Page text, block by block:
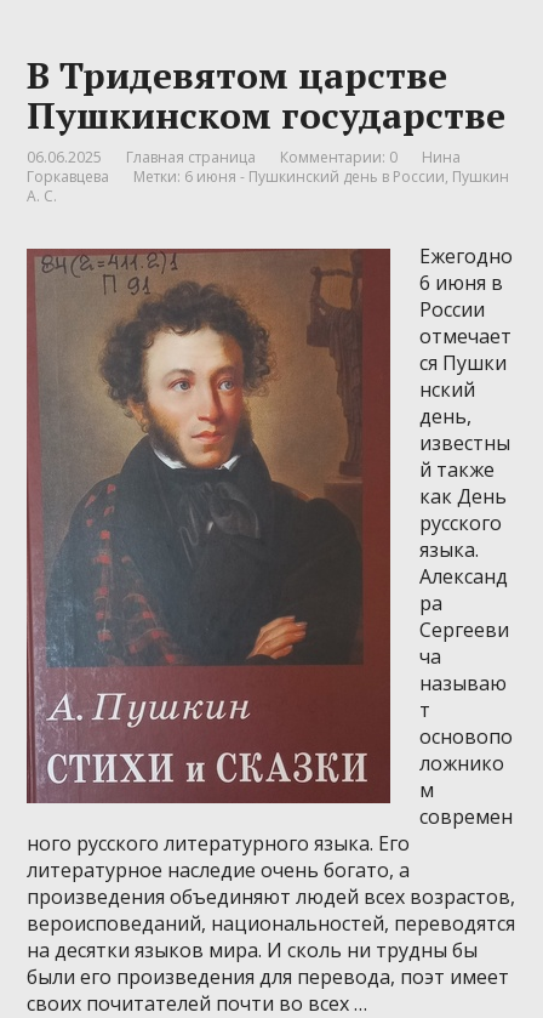
В Тридевятом царстве
Пушкинском государстве
06.06.2025 Главная страница Комментарии: 0
Нина
Горкавцева
Метки: 6 июня - Пушкинский день в России, Пушкин
А. С.
Ежегодно
6 июня в
России
отмечает
ся Пушки
нский
день,
известны
й также
как День
русского
языка.
Александ
ра
Сергееви
ча
называю
т
основопо
ложнико
м
современ
ного русского литературного языка. Его
литературное наследие очень богато, а
произведения объединяют людей всех возрастов,
вероисповеданий, национальностей, переводятся
на десятки языков мира. И сколь ни трудны бы
были его произведения для перевода, поэт имеет
своих почитателей почти во всех …